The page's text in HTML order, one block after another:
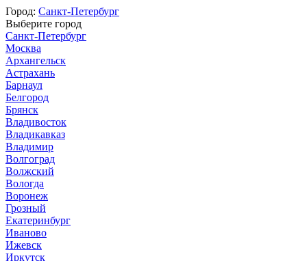
Город: Санкт-Петербург
Выберите город
Санкт-Петербург
Москва
Архангельск
Астрахань
Барнаул
Белгород
Брянск
Владивосток
Владикавказ
Владимир
Волгоград
Волжский
Вологда
Воронеж
Грозный
Екатеринбург
Иваново
Ижевск
Иркутск